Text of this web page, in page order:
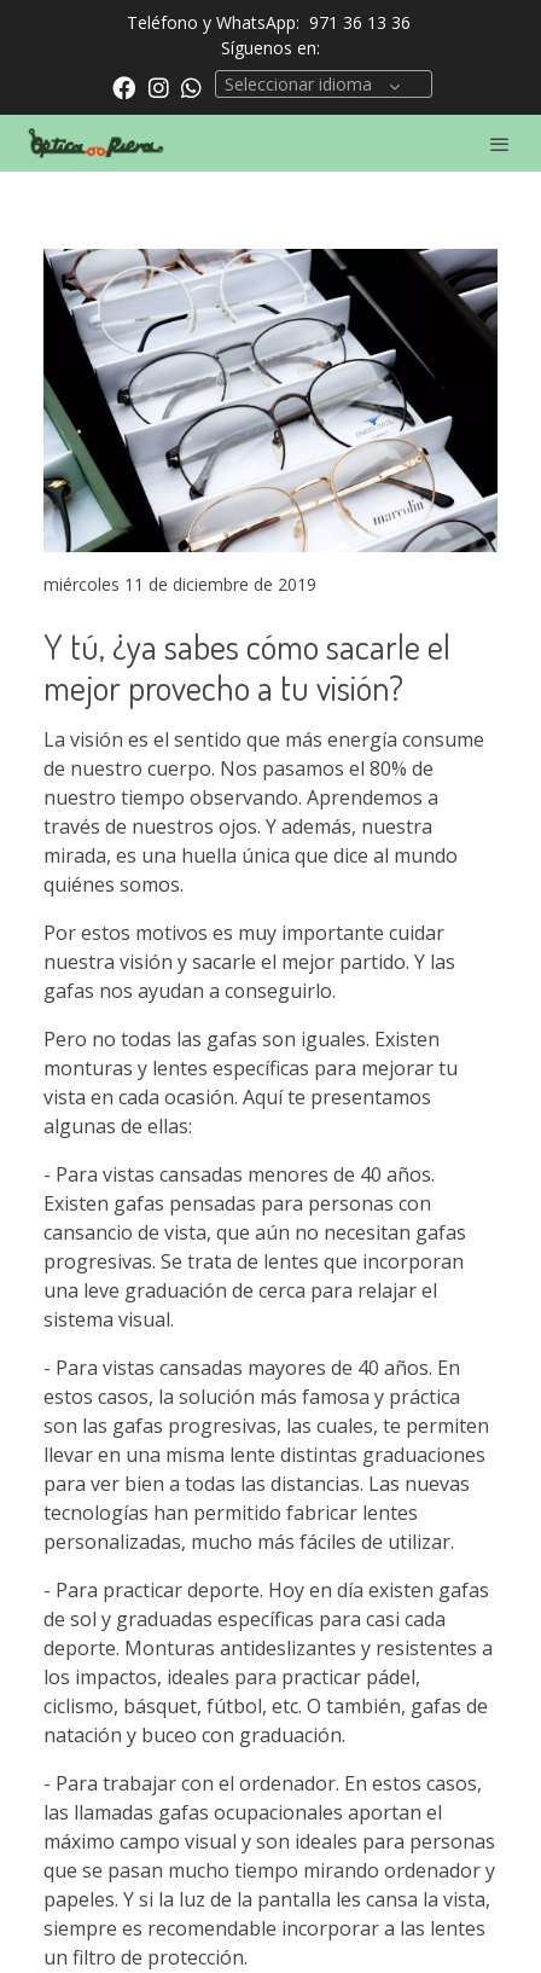
Teléfono y WhatsApp: 971 36 13 36
Síguenos en:
Seleccionar idioma
miércoles 11 de diciembre de 2019
Y tú, ¿ya sabes cómo sacarle el
mejor provecho a tu visión?
La visión es el sentido que más energía consume
de nuestro cuerpo. Nos pasamos el 80% de
nuestro tiempo observando. Aprendemos a
través de nuestros ojos. Y además, nuestra
mirada, es una huella única que dice al mundo
quiénes somos.
Por estos motivos es muy importante cuidar
nuestra visión y sacarle el mejor partido. Y las
gafas nos ayudan a conseguirlo.
Pero no todas las gafas son iguales. Existen
monturas y lentes específicas para mejorar tu
vista en cada ocasión. Aquí te presentamos
algunas de ellas:
- Para vistas cansadas menores de 40 años.
Existen gafas pensadas para personas con
cansancio de vista, que aún no necesitan gafas
progresivas. Se trata de lentes que incorporan
una leve graduación de cerca para relajar el
sistema visual.
- Para vistas cansadas mayores de 40 años. En
estos casos, la solución más famosa y práctica
son las gafas progresivas, las cuales, te permiten
llevar en una misma lente distintas graduaciones
para ver bien a todas las distancias. Las nuevas
tecnologías han permitido fabricar lentes
personalizadas, mucho más fáciles de utilizar.
- Para practicar deporte. Hoy en día existen gafas
de sol y graduadas específicas para casi cada
deporte. Monturas antideslizantes y resistentes a
los impactos, ideales para practicar pádel,
ciclismo, básquet, fútbol, etc. O también, gafas de
natación y buceo con graduación.
- Para trabajar con el ordenador. En estos casos,
las llamadas gafas ocupacionales aportan el
máximo campo visual y son ideales para personas
que se pasan mucho tiempo mirando ordenador y
papeles. Y si la luz de la pantalla les cansa la vista,
siempre es recomendable incorporar a las lentes
un filtro de protección.